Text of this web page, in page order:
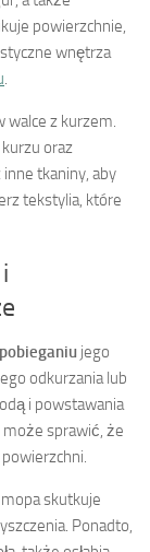
powierzchnie,
wnętrza
.
walce z kurzem.
oraz
tkaniny, aby
tekstylia, które
jego
odkurzania lub
i powstawania
sprawić, że
powierzchni.
skutkuje
Ponadto,